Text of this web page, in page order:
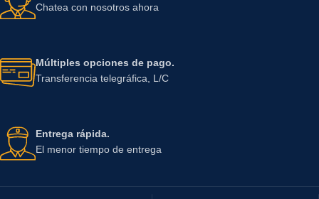
Chatea con nosotros ahora
Múltiples opciones de pago.
Transferencia telegráfica, L/C
Entrega rápida.
El menor tiempo de entrega